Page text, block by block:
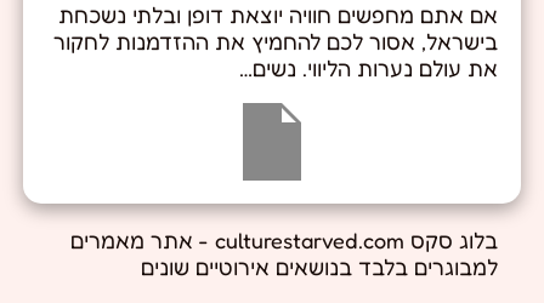
אם אתם מחפשים חוויה יוצאת דופן ובלתי נשכחת
בישראל, אסור לכם להחמיץ את ההזדמנות לחקור
את עולם נערות הליווי. נשים…
בלוג סקס culturestarved.com - אתר מאמרים
למבוגרים בלבד בנושאים אירוטיים שונים